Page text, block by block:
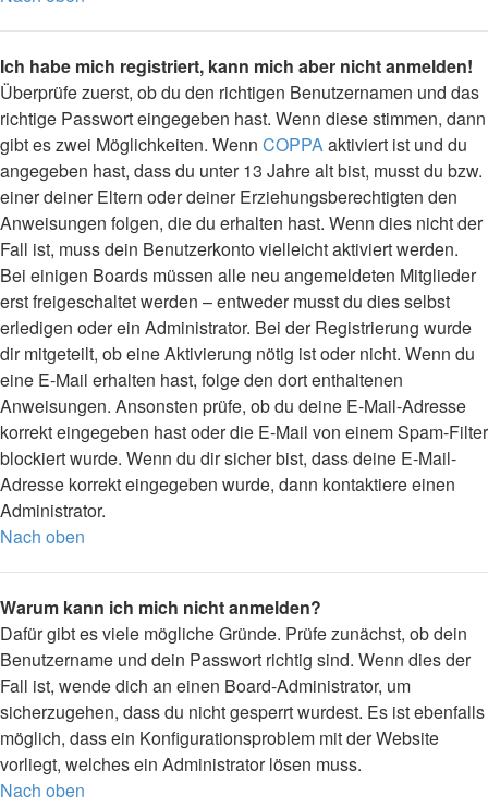
Ich habe mich registriert, kann mich aber nicht anmelden!
Überprüfe zuerst, ob du den richtigen Benutzernamen und das
richtige Passwort eingegeben hast. Wenn diese stimmen, dann
gibt es zwei Möglichkeiten. Wenn COPPAaktiviert ist und du
angegeben hast, dass du unter 13 Jahre alt bist, musst du bzw.
einer deiner Eltern oder deiner Erziehungsberechtigten den
Anweisungen folgen, die du erhalten hast. Wenn dies nicht der
Fall ist, muss dein Benutzerkonto vielleicht aktiviert werden.
Bei einigen Boards müssen alle neu angemeldeten Mitglieder
erst freigeschaltet werden – entweder musst du dies selbst
erledigen oder ein Administrator. Bei der Registrierung wurde
dir mitgeteilt, ob eine Aktivierung nötig ist oder nicht. Wenn du
eine E-Mail erhalten hast, folge den dort enthaltenen
Anweisungen. Ansonsten prüfe, ob du deine E-Mail-Adresse
korrekt eingegeben hast oder die E-Mail von einem Spam-Filter
blockiert wurde. Wenn du dir sicher bist, dass deine E-Mail-
Adresse korrekt eingegeben wurde, dann kontaktiere einen
Administrator.
Nach oben
Warum kann ich mich nicht anmelden?
Dafür gibt es viele mögliche Gründe. Prüfe zunächst, ob dein
Benutzername und dein Passwort richtig sind. Wenn dies der
Fall ist, wende dich an einen Board-Administrator, um
sicherzugehen, dass du nicht gesperrt wurdest. Es ist ebenfalls
möglich, dass ein Konfigurationsproblem mit der Website
vorliegt, welches ein Administrator lösen muss.
Nach oben